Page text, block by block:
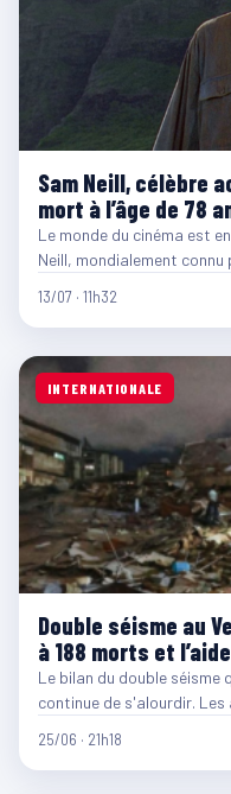
Sam Neill, célèbre
mort à l’âge de 78
Le monde du cinéma est
Neill, mondialement
13/07 · 11h32
INTERNATIONALE
Double séisme au
à 188 morts et
Le bilan du double séisme
continue de s'alourdir.
25/06 · 21h18